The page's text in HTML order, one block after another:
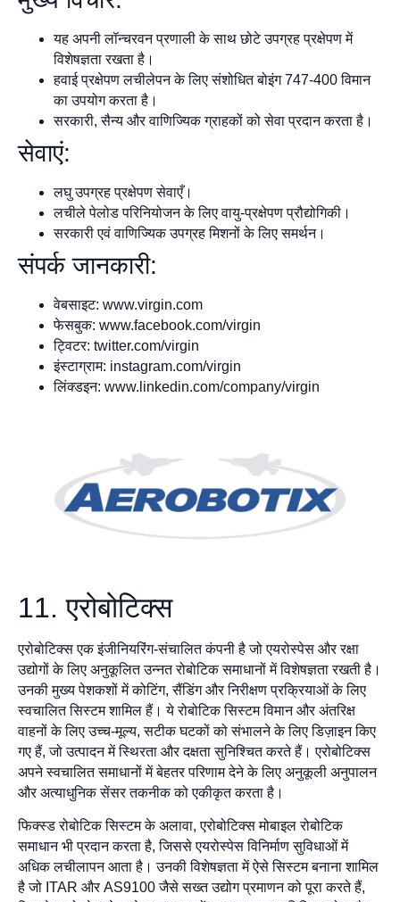
यह अपनी लॉन्चरवन प्रणाली के साथ छोटे उपग्रह प्रक्षेपण में
विशेषज्ञता रखता है।
हवाई प्रक्षेपण लचीलेपन के लिए संशोधित बोइंग 747-400 विमान
का उपयोग करता है।
सरकारी, सैन्य और वाणिज्यिक ग्राहकों को सेवा प्रदान करता है।
सेवाएं:
लघु उपग्रह प्रक्षेपण सेवाएँ।
लचीले पेलोड परिनियोजन के लिए वायु-प्रक्षेपण प्रौद्योगिकी।
सरकारी एवं वाणिज्यिक उपग्रह मिशनों के लिए समर्थन।
संपर्क जानकारी:
वेबसाइट: www.virgin.com
फेसबुक: www.facebook.com/virgin
ट्विटर: twitter.com/virgin
इंस्टाग्राम: instagram.com/virgin
लिंक्डइन: www.linkedin.com/company/virgin
11. एरोबोटिक्स
एरोबोटिक्स एक इंजीनियरिंग-संचालित कंपनी है जो एयरोस्पेस और रक्षा
उद्योगों के लिए अनुकूलित उन्नत रोबोटिक समाधानों में विशेषज्ञता रखती है।
उनकी मुख्य पेशकशों में कोटिंग, सैंडिंग और निरीक्षण प्रक्रियाओं के लिए
स्वचालित सिस्टम शामिल हैं। ये रोबोटिक सिस्टम विमान और अंतरिक्ष
वाहनों के लिए उच्च-मूल्य, सटीक घटकों को संभालने के लिए डिज़ाइन किए
गए हैं, जो उत्पादन में स्थिरता और दक्षता सुनिश्चित करते हैं। एरोबोटिक्स
अपने स्वचालित समाधानों में बेहतर परिणाम देने के लिए अनुकूली अनुपालन
और अत्याधुनिक सेंसर तकनीक को एकीकृत करता है।
फिक्स्ड रोबोटिक सिस्टम के अलावा, एरोबोटिक्स मोबाइल रोबोटिक
समाधान भी प्रदान करता है, जिससे एयरोस्पेस विनिर्माण सुविधाओं में
अधिक लचीलापन आता है। उनकी विशेषज्ञता में ऐसे सिस्टम बनाना शामिल
है जो ITAR और AS9100 जैसे सख्त उद्योग प्रमाणन को पूरा करते हैं,